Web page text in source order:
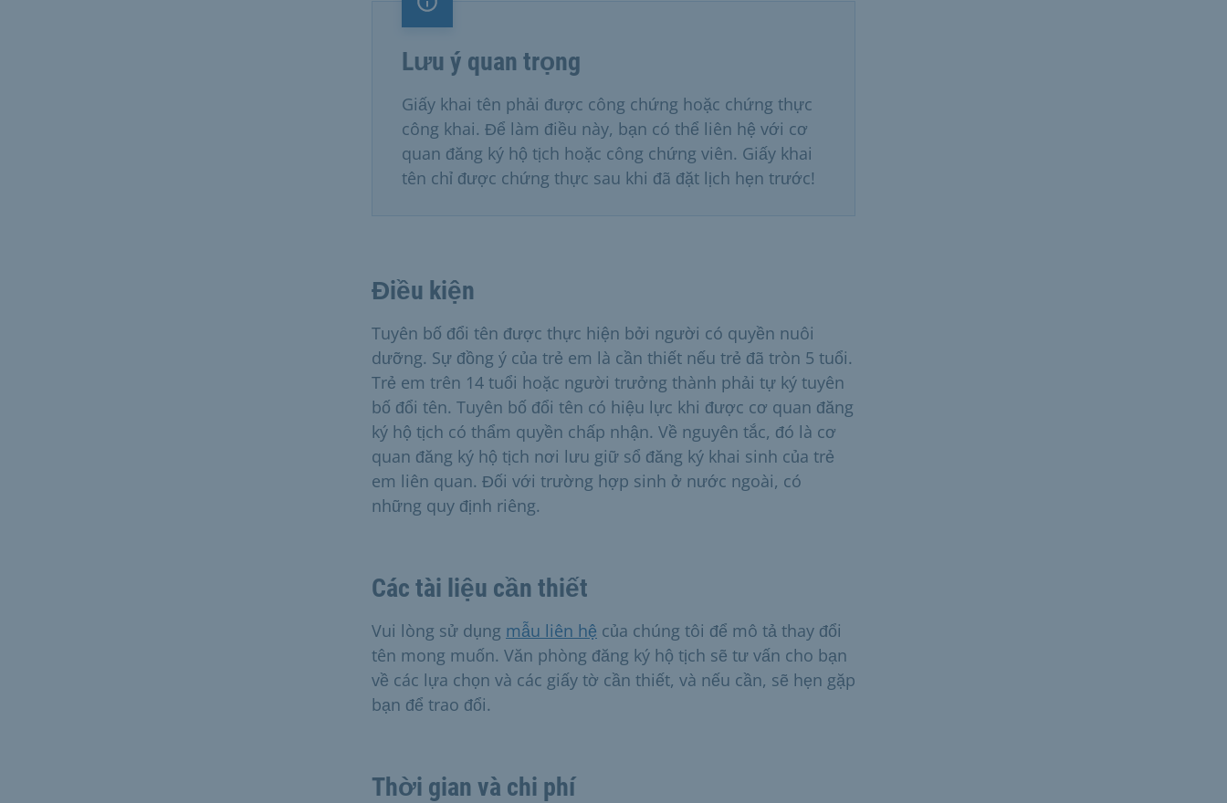
Lưu ý quan trọng
Lưu ý quan trọng
Giấy khai tên phải được công chứng hoặc chứng thực
công khai. Để làm điều này, bạn có thể liên hệ với cơ
quan đăng ký hộ tịch hoặc công chứng viên. Giấy khai
tên chỉ được chứng thực sau khi đã đặt lịch hẹn trước!
Điều kiện
Tuyên bố đổi tên được thực hiện bởi người có quyền nuôi
dưỡng. Sự đồng ý của trẻ em là cần thiết nếu trẻ đã tròn 5 tuổi.
Trẻ em trên 14 tuổi hoặc người trưởng thành phải tự ký tuyên
bố đổi tên. Tuyên bố đổi tên có hiệu lực khi được cơ quan đăng
ký hộ tịch có thẩm quyền chấp nhận. Về nguyên tắc, đó là cơ
quan đăng ký hộ tịch nơi lưu giữ sổ đăng ký khai sinh của trẻ
em liên quan. Đối với trường hợp sinh ở nước ngoài, có
những quy định riêng.
Các tài liệu cần thiết
Vui lòng sử dụng mẫu liên hệ của chúng tôi để mô tả thay đổi
tên mong muốn. Văn phòng đăng ký hộ tịch sẽ tư vấn cho bạn
về các lựa chọn và các giấy tờ cần thiết, và nếu cần, sẽ hẹn gặp
bạn để trao đổi.
Thời gian và chi phí